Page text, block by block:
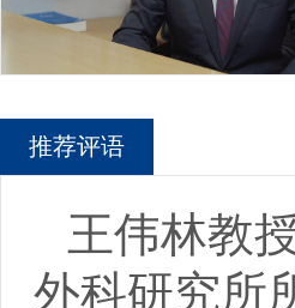
推荐评语
王伟林教
外科研究所